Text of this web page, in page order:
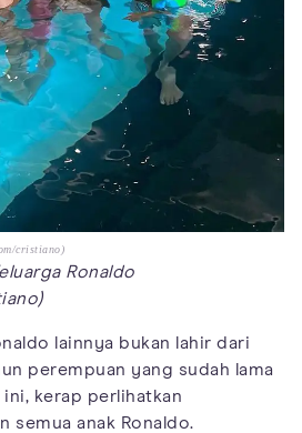
cristiano)
Ronaldo
lainnya bukan lahir dari
perempuan yang sudah lama
ini, kerap perlihatkan
semua anak Ronaldo.